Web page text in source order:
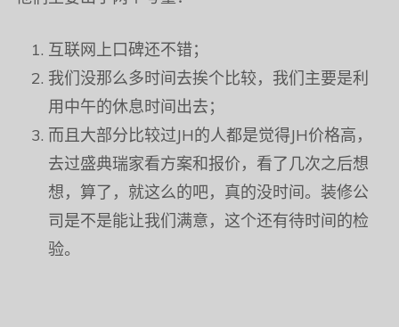
互联网上口碑还不错；
我们没那么多时间去挨个比较，我们主要是利
用中午的休息时间出去；
而且大部分比较过JH的人都是觉得JH价格高，
去过盛典瑞家看方案和报价，看了几次之后想
想，算了，就这么的吧，真的没时间。装修公
司是不是能让我们满意，这个还有待时间的检
验。